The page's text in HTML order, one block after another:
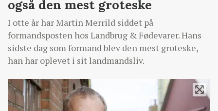
også den mest groteske
I otte år har Martin Merrild siddet på
formandsposten hos Landbrug & Fødevarer. Hans
sidste dag som formand blev den mest groteske,
han har oplevet i sit landmandsliv.